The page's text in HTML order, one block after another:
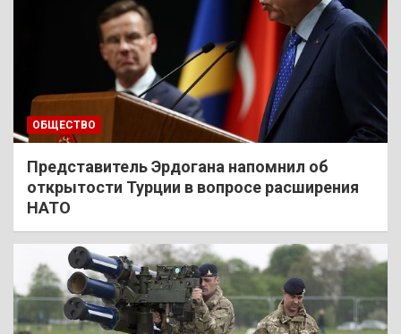
ОБЩЕСТВО
Представитель Эрдогана напомнил об
открытости Турции в вопросе расширения
НАТО